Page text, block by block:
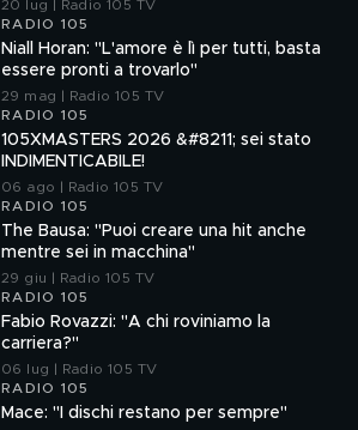
20 lug | Radio 105 TV
RADIO 105
Niall Horan: "L'amore è lì per tutti, basta
essere pronti a trovarlo"
29 mag | Radio 105 TV
RADIO 105
105XMASTERS 2026 &#8211; sei stato
INDIMENTICABILE!
06 ago | Radio 105 TV
RADIO 105
The Bausa: "Puoi creare una hit anche
mentre sei in macchina"
29 giu | Radio 105 TV
RADIO 105
Fabio Rovazzi: "A chi roviniamo la
carriera?"
06 lug | Radio 105 TV
RADIO 105
Mace: "I dischi restano per sempre"